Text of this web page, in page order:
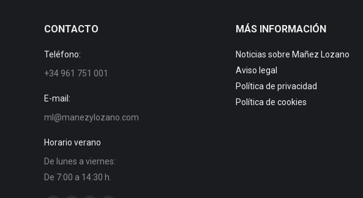
CONTACTO
Teléfono:
+34 961 751 001
E-mail:
ml@manezylozano.com
Horario verano
De lunes a viernes:
De 7:00 a 14:30 h.
MÁS INFORMACIÓN
Noticias sobre Mañez Lozano
Aviso legal
Política de privacidad
Política de cookies